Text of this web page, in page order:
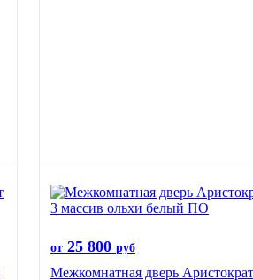
от 25 800 руб
Межкомнатная дверь